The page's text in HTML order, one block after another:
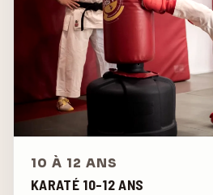
10 À 12 ANS
KARATÉ 10-12 ANS